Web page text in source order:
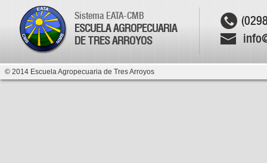
Sistema EATA-CMB
ESCUELA AGROPECUARIA
DE TRES ARROYOS
© 2014 Escuela Agropecuaria de Tres Arroyos